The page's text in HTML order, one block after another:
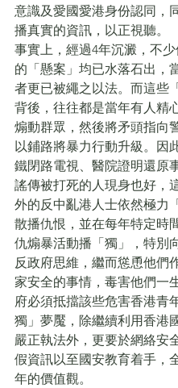
意識及愛國愛港身份認同，
播真實的資訊，以正視聽。
事實上，經過4年沉澱，不
的「懸案」均已水落石出，
者更已被繩之以法。而這些
背後，往往都是當年有人精
煽動群眾，然後將矛頭指向
以鋪路將暴力行動升級。因
鐵閉路電視、醫院證明還原
謠傳被打死的人現身也好，
外的反中亂港人士依然極力
散播仇恨，並在每年特定時
仇煽暴活動播「獨」，特別
反政府思維，繼而慫恿他們
家安全的事情，毒害他們一
府必須抵擋該些危害香港青
獨」夢魘，除繼續利用香港
嚴正執法外，更要於網絡安
假資訊以至國安教育着手，
年的價值觀。